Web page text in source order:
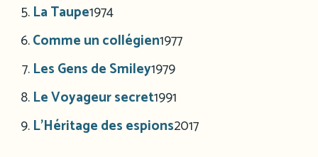
La Taupe1974
Comme un collégien1977
Les Gens de Smiley1979
Le Voyageur secret1991
L’Héritage des espions2017